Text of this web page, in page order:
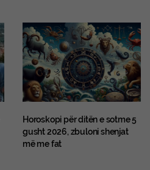
Horoskopi për ditën e sotme 5
gusht 2026, zbuloni shenjat
më me fat